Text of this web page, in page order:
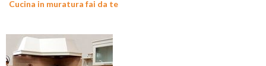
Cucina in muratura fai da te